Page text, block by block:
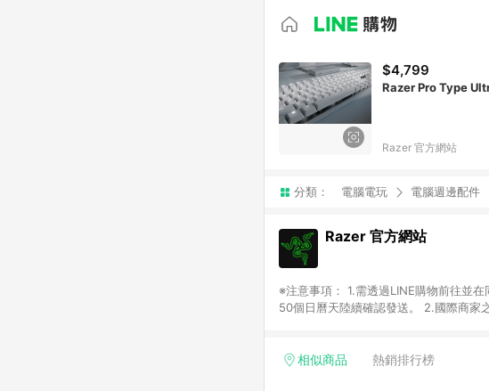
$4,799
Razer Pro Type
Razer 官方網站
分類： 電腦電玩 電腦週邊配件
Razer 官方網站
※注意事項： 1.需透過LINE購物前往並
50個日曆天陸續確認發送。 2.國際商家
6.訂單超過6個月客訴案件不受理
相似商品 熱銷排行榜